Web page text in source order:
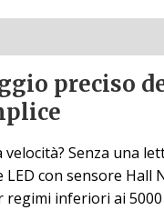
preciso
Senza una
con sensore Hall
inferiori ai 5000